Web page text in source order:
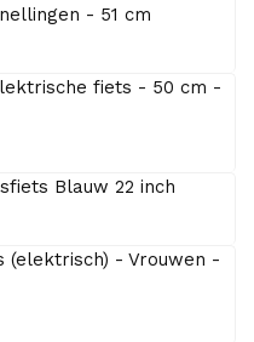
- 51 cm
fiets - 50 cm -
Blauw 22 inch
(elektrisch) - Vrouwen -